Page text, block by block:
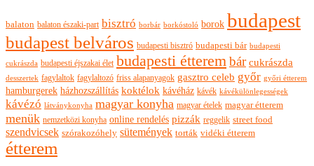
balaton balaton északi-part bisztró borbár borkóstoló borok budapest
budapest belváros budapesti bisztró budapesti bár budapesti
cukrászda budapesti éjszakai élet budapesti étterembár cukrászda
desszertek fagylaltok fagylaltozó friss alapanyagok gasztro celeb győr győri étterem
hamburgerek házhozszállítás koktélok kávéház kávék kávékülönlegességek
kávézó látványkonyha magyar konyha magyar ételek magyar étterem
menük nemzetközi konyha online rendelés pizzák reggelik street food
szendvicsek szórakozóhely sütemények torták vidéki étterem
étterem